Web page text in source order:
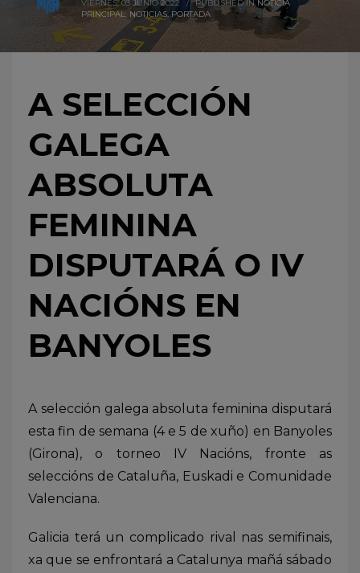
VIERNES, 03 JUNIO 2022 / PUBLISHED IN NOTICIA
PRINCIPAL, NOTICIAS,PORTADA
A SELECCIÓN
GALEGA
ABSOLUTA
FEMININA
DISPUTARÁ O IV
NACIÓNS EN
BANYOLES
A selección galega absoluta feminina disputará
esta fin de semana (4 e 5 de xuño) en Banyoles
(Girona), o torneo IV Nacións, fronte as
seleccións de Cataluña, Euskadi e Comunidade
Valenciana.
Galicia terá un complicado rival nas semifinais,
xa que se enfrontará a Catalunya mañá sábado